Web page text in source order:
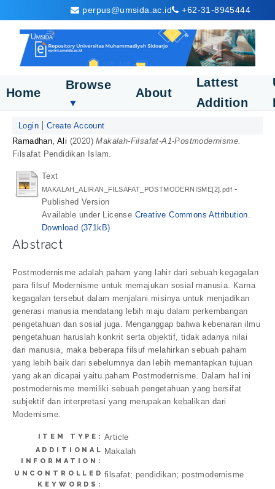
perpus@umsida.ac.id +62-31-8945444
Home
Browse
▼
About
Lattest
Addition
Login
Create Account
Ramadhan, Ali (2020)Makalah-Filsafat-A1-Postmodernisme.
Filsafat Pendidikan Islam.
Text
MAKALAH_ALIRAN_FILSAFAT_POSTMODERNISME[2].pdf -
Published Version
Available under License Creative Commons Attribution.
Download (371kB)
Abstract
Postmodernisme adalah paham yang lahir dari sebuah kegagalan
para filsuf Modernisme untuk memajukan sosial manusia. Karna
kegagalan tersebut dalam menjalani misinya untuk menjadikan
generasi manusia mendatang lebih maju dalam perkembangan
pengetahuan dan sosial juga. Menganggap bahwa kebenaran ilmu
pengetahuan haruslah konkrit serta objektif, tidak adanya nilai
dari manusia, maka beberapa filsuf melahirkan sebuah paham
yang lebih baik dari sebelumnya dan lebih memantapkan tujuan
yang akan dicapai yaitu paham Postmodernisme. Dalam hal ini
postmodernisme memiliki sebuah pengetahuan yang bersifat
subjektif dan interpretasi yang merupakan kebalikan dari
Modernisme.
ITEM TYPE: Article
ADDITIONAL
INFORMATION:
Makalah
UNCONTROLLED
KEYWORDS:
filsafat; pendidikan; postmodernisme